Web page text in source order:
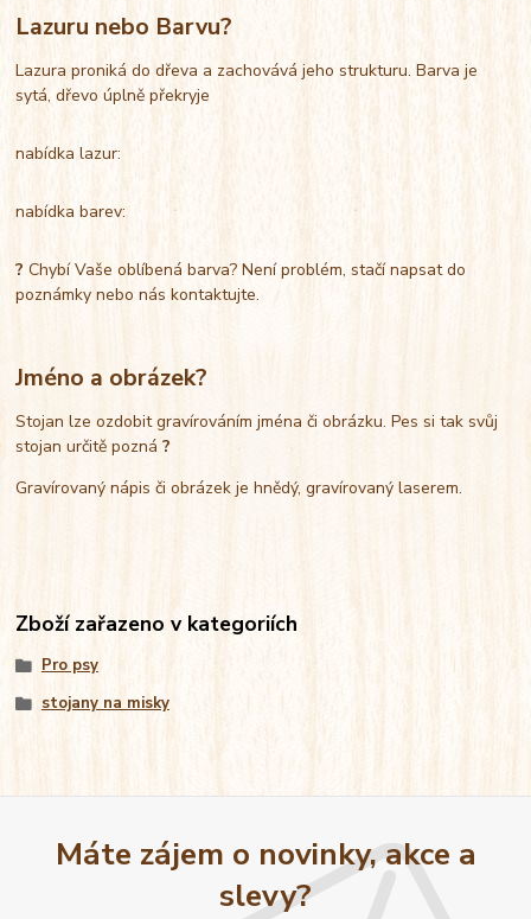
Lazuru nebo Barvu?
Lazura proniká do dřeva a zachovává jeho strukturu. Barva je
sytá, dřevo úplně překryje
nabídka lazur:
nabídka barev:
?Chybí Vaše oblíbená barva? Není problém, stačí napsat do
poznámky nebo nás kontaktujte.
Jméno a obrázek?
Stojan lze ozdobit gravírováním jména či obrázku. Pes si tak svůj
stojan určitě pozná?
Gravírovaný nápis či obrázek je hnědý, gravírovaný laserem.
Zboží zařazeno v kategoriích
Pro psy
stojany na misky
Máte zájem o novinky, akce a
slevy?